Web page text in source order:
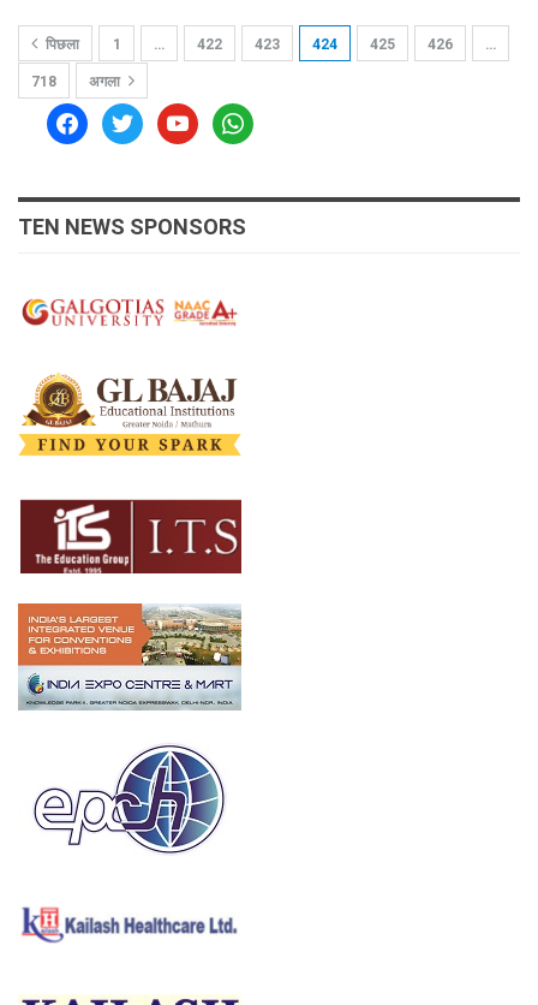
पिछला 1 … 422 423 424 425 426 …
718 अगला
facebooktwitteryoutubewhatsapp
TEN NEWS SPONSORS